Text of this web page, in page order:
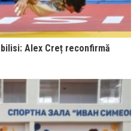
Alex Creț reconfirmă